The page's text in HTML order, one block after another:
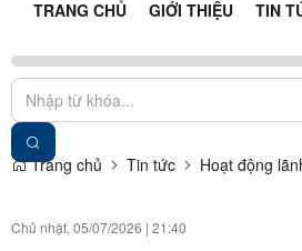
TRANG CHỦ GIỚI THIỆU TIN
Trang chủ Tin tức Hoạt động
Chủ nhật, 05/07/2026 | 21:40